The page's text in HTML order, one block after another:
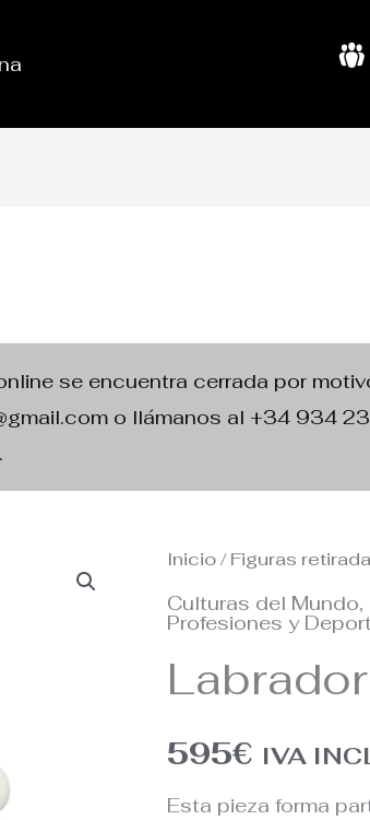
S
e
se encuentra cerrada por
o llámanos al +34 934
Inicio/Figuras
Culturas del Mundo,
Profesiones y
Labrador
595€ IVA
Esta pieza forma